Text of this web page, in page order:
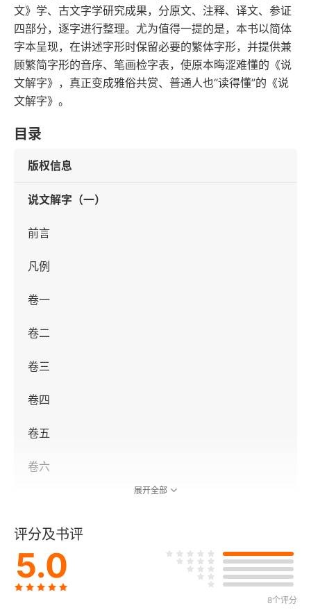
文》学、古文字学研究成果，分原文、注释、译文、参证
四部分，逐字进行整理。尤为值得一提的是，本书以简体
字本呈现，在讲述字形时保留必要的繁体字形，并提供兼
顾繁简字形的音序、笔画检字表，使原本晦涩难懂的《说
文解字》，真正变成雅俗共赏、普通人也“读得懂”的《说
文解字》。
目录
版权信息
说文解字（一）
前言
凡例
卷一
卷二
卷三
卷四
卷五
卷六
卷七
卷八
展开全部
评分及书评
5.0
8个评分